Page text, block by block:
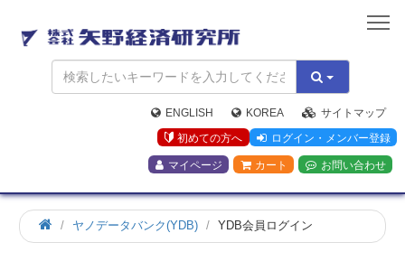
矢
野
経
済
研
究
所
ENGLISH KOREA
サイトマップ
初めての方へ
ログイン・メンバー登録
マイページ カート お問い合わせ
ホ
ー
ヤノデータバンク(YDB) YDB会員ログイン